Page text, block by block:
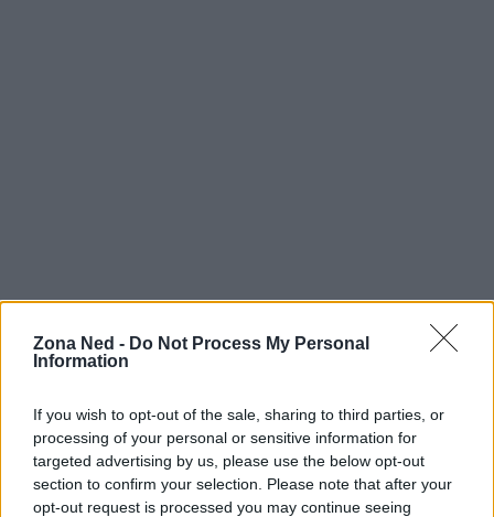
Zona Ned - Do Not Process My Personal
Information
If you wish to opt-out of the sale, sharing to third parties, or
processing of your personal or sensitive information for
targeted advertising by us, please use the below opt-out
section to confirm your selection. Please note that after your
opt-out request is processed you may continue seeing
Continua a leggere